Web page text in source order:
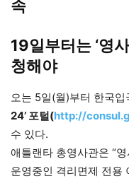
속
19일부터는 ‘영
청해야
오는 5일(월)부터 한국
24’ 포털(http://
수 있다.
애틀랜타 총영사관은 “
운영중인 격리면제 전용